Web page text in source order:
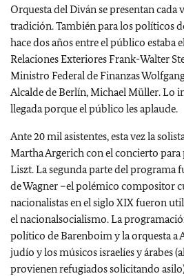
Orquesta del Diván se presentan cada
tradición. También para los políticos
hace dos años entre el público estaba
Relaciones Exteriores Frank-Walter
Ministro Federal de Finanzas
Alcalde de Berlín, Michael Müller. Lo
llegada porque el público les aplaude.
Ante 20 mil asistentes, esta vez la
Martha Argerich con el concierto
Liszt. La segunda parte del programa
de Wagner –el polémico compositor
nacionalistas en el siglo XIX fueron
el nacionalsocialismo. La
político de Barenboim y la orquesta a
judío y los músicos israelíes y árabes
provienen refugiados solicitando